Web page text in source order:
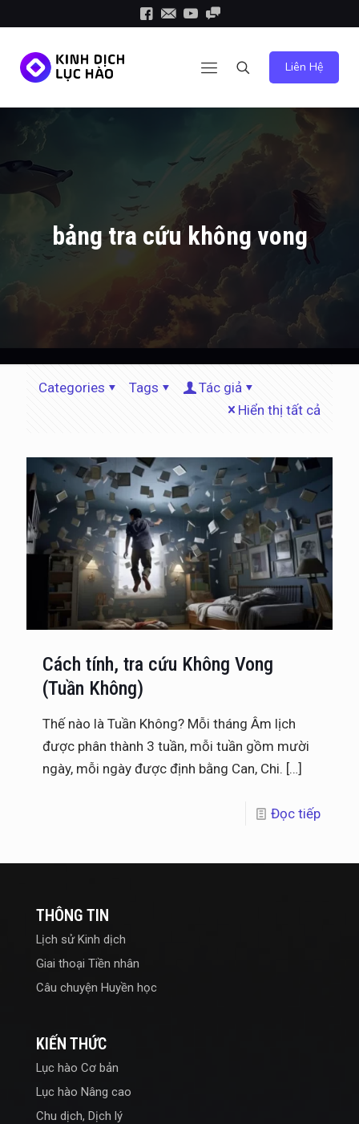
Liên Hệ
bảng tra cứu không vong
Categories Tags
Tác giả
Hiển thị tất cả
Cách tính, tra cứu Không Vong
(Tuần Không)
Thế nào là Tuần Không? Mỗi tháng Âm lịch
được phân thành 3 tuần, mỗi tuần gồm mười
ngày, mỗi ngày được định bằng Can, Chi. […]
Đọc tiếp
THÔNG TIN
Lịch sử Kinh dịch
Giai thoại Tiền nhân
Câu chuyện Huyền học
KIẾN THỨC
Lục hào Cơ bản
Lục hào Nâng cao
Chu dịch, Dịch lý